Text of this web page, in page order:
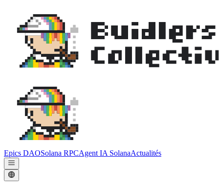
Epics DAOSolana RPCAgent IA SolanaActualités